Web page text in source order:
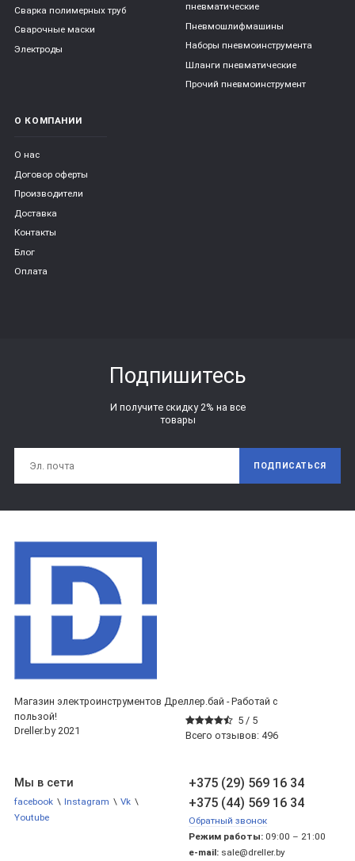
Сварка полимерных труб
Сварочные маски
Электроды
пневматические
Пневмошлифмашины
Наборы пневмоинструмента
Шланги пневматические
Прочий пневмоинструмент
О КОМПАНИИ
О нас
Договор оферты
Производители
Доставка
Контакты
Блог
Оплата
Подпишитесь
И получите скидку 2% на все
товары
ПОДПИСАТЬСЯ
Магазин электроинструментов Дреллер.бай - Работай с
пользой!
5 / 5
Всего отзывов: 496
Dreller.by 2021
+375 (29) 569 16 34
+375 (44) 569 16 34
Обратный звонок
Режим работы: 09:00 – 21:00
e-mail: sale@dreller.by
Мы в сети
facebook \ Instagram \ Vk \
Youtube